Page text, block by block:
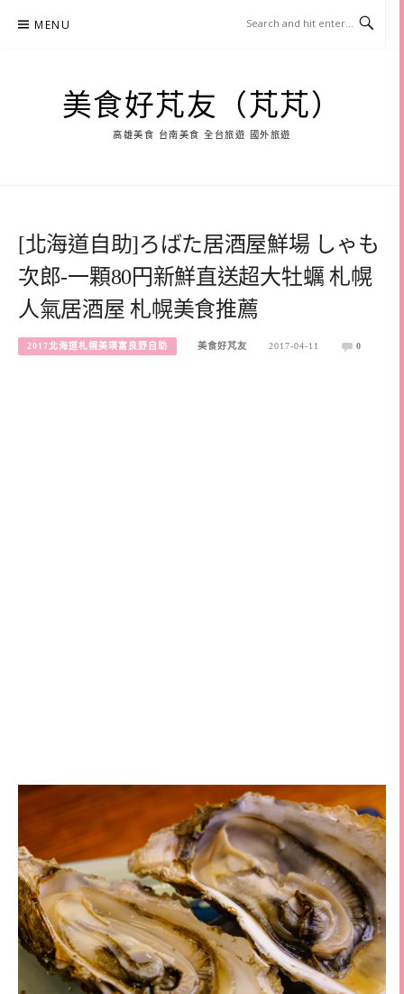
MENU
美食好芃友（芃芃）
高雄美食 台南美食 全台旅遊 國外旅遊
[北海道自助]ろばた居酒屋鮮場 しゃも
次郎-一顆80円新鮮直送超大牡蠣 札幌
人氣居酒屋 札幌美食推薦
2017北海道札幌美瑛富良野自助 美食好芃友 2017-04-11 0